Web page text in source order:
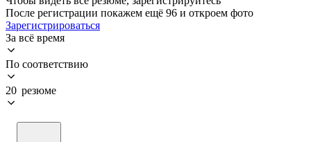
После регистрации покажем ещё 96 и откроем фото
Зарегистрироваться
За всё время
По соответствию
20 резюме